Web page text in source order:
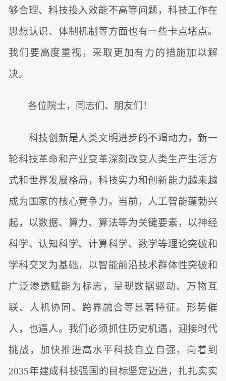
够合理、科技投入效能不高等问题，科技工作在
思想认识、体制机制等方面也有一些卡点堵点。
我们要高度重视，采取更加有力的措施加以解
决。
各位院士，同志们、朋友们！
科技创新是人类文明进步的不竭动力，新一
轮科技革命和产业变革深刻改变人类生产生活方
式和世界发展格局，科技实力和创新能力越来越
成为国家的核心竞争力。当前，人工智能蓬勃兴
起，以数据、算力、算法等为关键要素，以神经
科学、认知科学、计算科学、数学等理论突破和
学科交叉为基础，以智能前沿技术群体性突破和
广泛渗透赋能为标志，呈现数据驱动、万物互
联、人机协同、跨界融合等显著特征。形势催
人，也逼人。我们必须抓住历史机遇，迎接时代
挑战，加快推进高水平科技自立自强，向着到
2035年建成科技强国的目标坚定迈进，扎扎实实